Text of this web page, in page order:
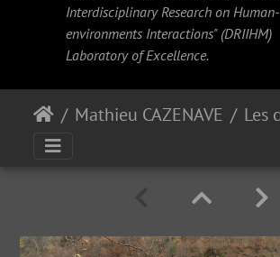
Interdisciplinary Research on Human-
environments Interactions" (DRIIHM)
Laboratory of Excellence.
Mathieu CAZENAVE